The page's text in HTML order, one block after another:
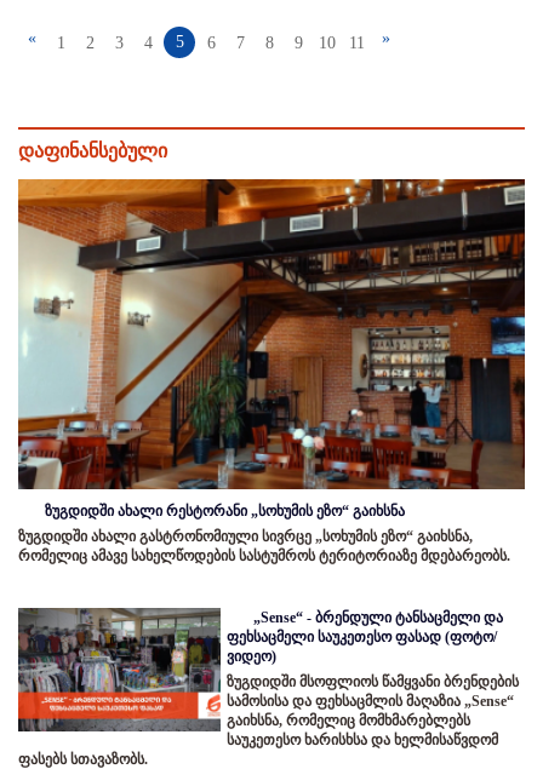
« 1 2 3 4 5 6 7 8 9 10 11 »
დაფინანსებული
ზუგდიდში ახალი რესტორანი „სოხუმის ეზო“ გაიხსნა
ზუგდიდში ახალი გასტრონომიული სივრცე „სოხუმის ეზო“ გაიხსნა,
რომელიც ამავე სახელწოდების სასტუმროს ტერიტორიაზე მდებარეობს.
„Sense“ - ბრენდული ტანსაცმელი და
ფეხსაცმელი საუკეთესო ფასად (ფოტო/
ვიდეო)
ზუგდიდში მსოფლიოს წამყვანი ბრენდების
სამოსისა და ფეხსაცმლის მაღაზია „Sense“
გაიხსნა, რომელიც მომხმარებლებს
საუკეთესო ხარისხსა და ხელმისაწვდომ
ფასებს სთავაზობს.